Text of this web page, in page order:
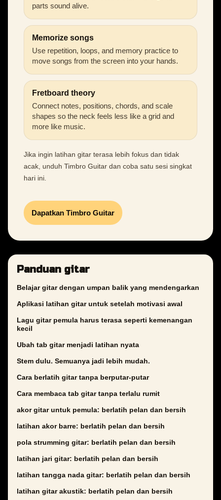
parts sound alive.
Memorize songs
Use repetition, loops, and memory practice to
move songs from the screen into your hands.
Fretboard theory
Connect notes, positions, chords, and scale
shapes so the neck feels less like a grid and
more like music.
Jika ingin latihan gitar terasa lebih fokus dan tidak
acak, unduh Timbro Guitar dan coba satu sesi singkat
hari ini.
Dapatkan Timbro Guitar
Panduan gitar
Belajar gitar dengan umpan balik yang mendengarkan
Aplikasi latihan gitar untuk setelah motivasi awal
Lagu gitar pemula harus terasa seperti kemenangan
kecil
Ubah tab gitar menjadi latihan nyata
Stem dulu. Semuanya jadi lebih mudah.
Cara berlatih gitar tanpa berputar-putar
Cara membaca tab gitar tanpa terlalu rumit
akor gitar untuk pemula: berlatih pelan dan bersih
latihan akor barre: berlatih pelan dan bersih
pola strumming gitar: berlatih pelan dan bersih
latihan jari gitar: berlatih pelan dan bersih
latihan tangga nada gitar: berlatih pelan dan bersih
latihan gitar akustik: berlatih pelan dan bersih